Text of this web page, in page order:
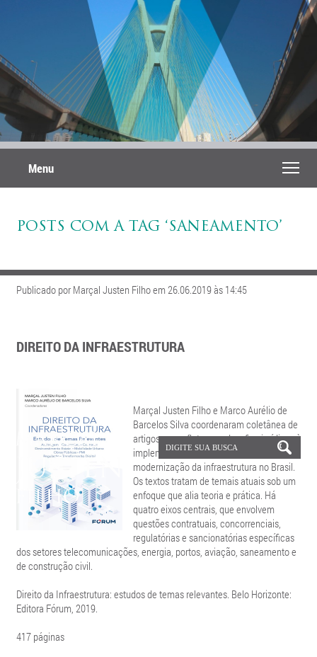
Menu
POSTS COM A TAG ‘SANEAMENTO’
Publicado por Marçal Justen Filho em 26.06.2019 às 14:45
DIREITO DA INFRAESTRUTURA
Marçal Justen Filho e Marco Aurélio de
Barcelos Silva coordenaram coletânea de
artigos que refletem os desafios jurídicos à
implementação, ampliação e
modernização da infraestrutura no Brasil.
Os textos tratam de temais atuais sob um
enfoque que alia teoria e prática. Há
quatro eixos centrais, que envolvem
questões contratuais, concorrenciais,
regulatórias e sancionatórias específicas
dos setores telecomunicações, energia, portos, aviação, saneamento e
de construção civil.
Direito da Infraestrutura: estudos de temas relevantes. Belo Horizonte:
Editora Fórum, 2019.
417 páginas